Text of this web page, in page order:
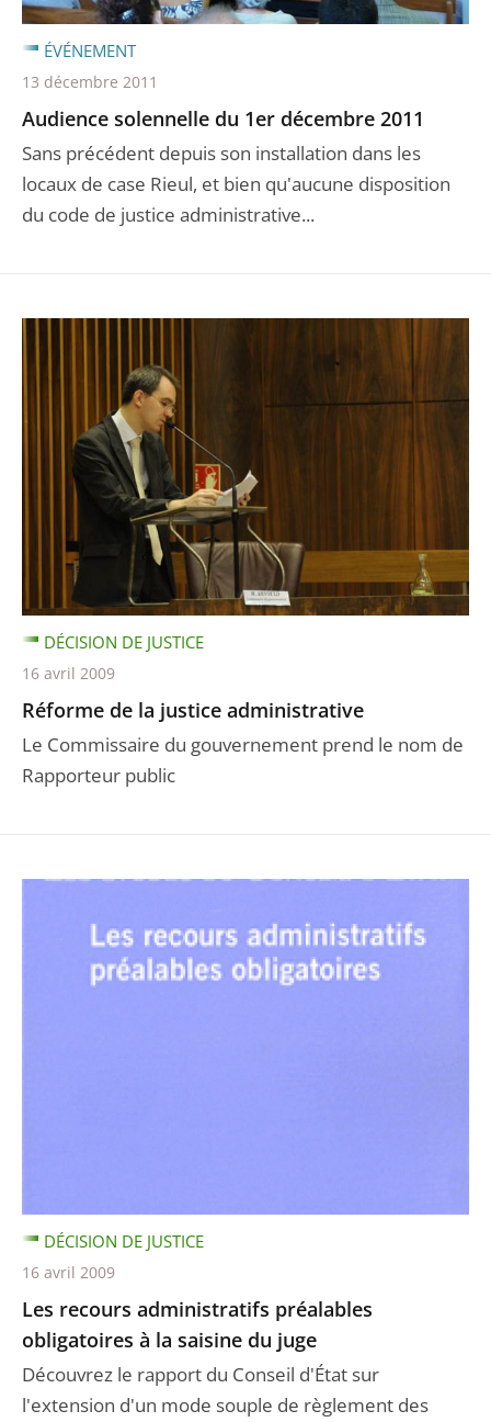
Audience solennelle du 1er décembre 2011
Sans précédent depuis son installation dans les
locaux de case Rieul, et bien qu'aucune disposition
du code de justice administrative...
ÉVÉNEMENT
13 décembre 2011
Réforme de la justice administrative
Le Commissaire du gouvernement prend le nom de
Rapporteur public
DÉCISION DE JUSTICE
16 avril 2009
Les recours administratifs préalables
obligatoires à la saisine du juge
Découvrez le rapport du Conseil d'État sur
l'extension d'un mode souple de règlement des
DÉCISION DE JUSTICE
16 avril 2009